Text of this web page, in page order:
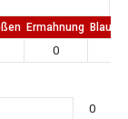
Ermahnung Blaue
0
0